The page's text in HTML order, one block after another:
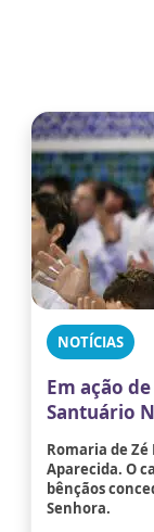
NOTÍCIAS
Em ação
Santuário
Romaria de
Aparecida. O
bênçãos
Senhora.